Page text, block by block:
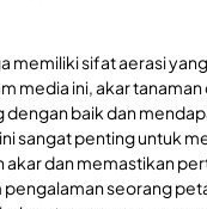
memiliki sifat aerasi
media ini, akar
baik dan
sangat penting untuk
akar dan memastikan
pengalaman seorang